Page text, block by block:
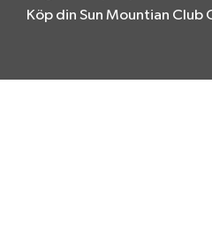
Köp din Sun Mountian Club